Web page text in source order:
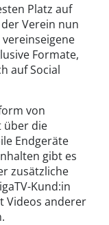
Platz auf
Verein nun
vereinseigene
Formate,
auf Social
von
über die
Endgeräte
gibt es
zusätzliche
Kund:in
Videos anderer